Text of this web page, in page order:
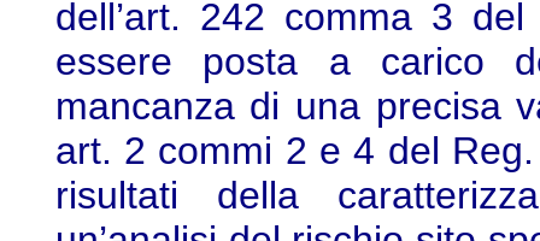
dell’art. 242 comma 3
essere posta a carico
mancanza di una precisa
art. 2 commi 2 e 4 del
risultati della